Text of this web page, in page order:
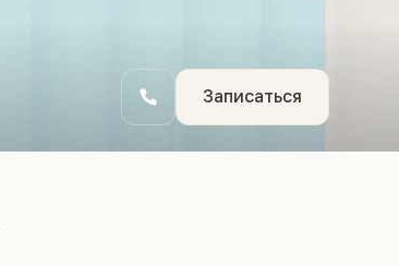
Записаться